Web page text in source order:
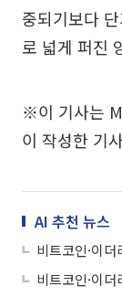
중되기보다
로 넓게 퍼진
※이 기사는
이 작성한 기
AI 추천 뉴스
비트코인·이
비트코인·이